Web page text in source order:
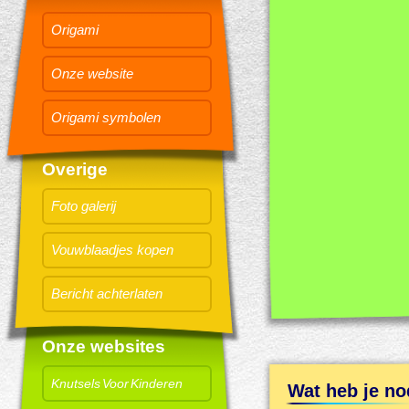
Origami
Onze website
Origami symbolen
Overige
Foto galerij
Vouwblaadjes kopen
Bericht achterlaten
Onze websites
Knutsels Voor Kinderen Wat heb je